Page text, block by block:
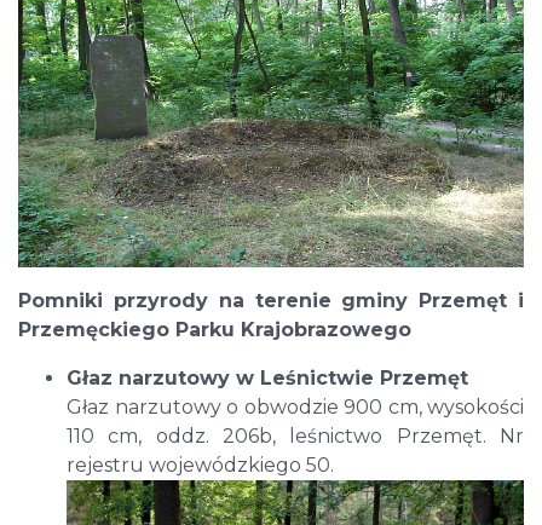
Pomniki przyrody na terenie gminy Przemęt i
Przemęckiego Parku Krajobrazowego
Głaz narzutowy w Leśnictwie Przemęt
Głaz narzutowy o obwodzie 900 cm, wysokości
110 cm, oddz. 206b, leśnictwo Przemęt. Nr
rejestru wojewódzkiego 50.